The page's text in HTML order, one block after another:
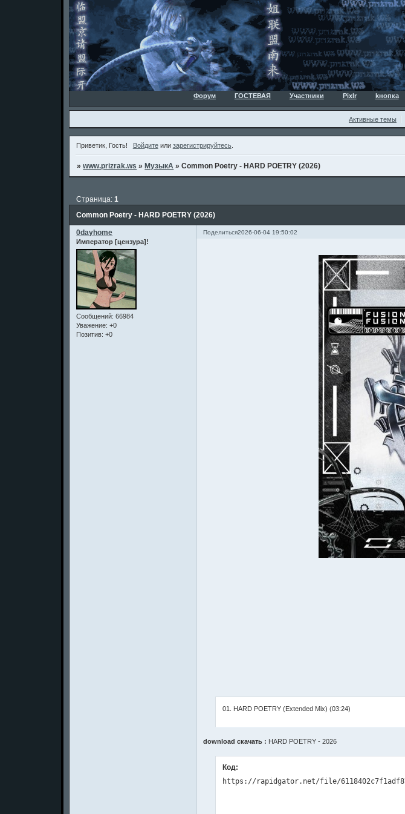
Форум ГОСТЕВАЯ Участники Pixlr kнопка
Активные темы
Приветик, Гость! Войдитеили зарегистрируйтесь.
»www.prizrak.ws » МузыкА »Common Poetry - HARD POETRY (2026)
Common Poetry - HARD POETRY (2026)
Страница:1
Поделиться2026-06-04 19:50:02
0dayhome
Император [цензура]!
Сообщений: 66984
Уважение: +0
Позитив: +0
01. HARD POETRY (Extended Mix) (03:24)
download скачать : HARD POETRY - 2026
Код: